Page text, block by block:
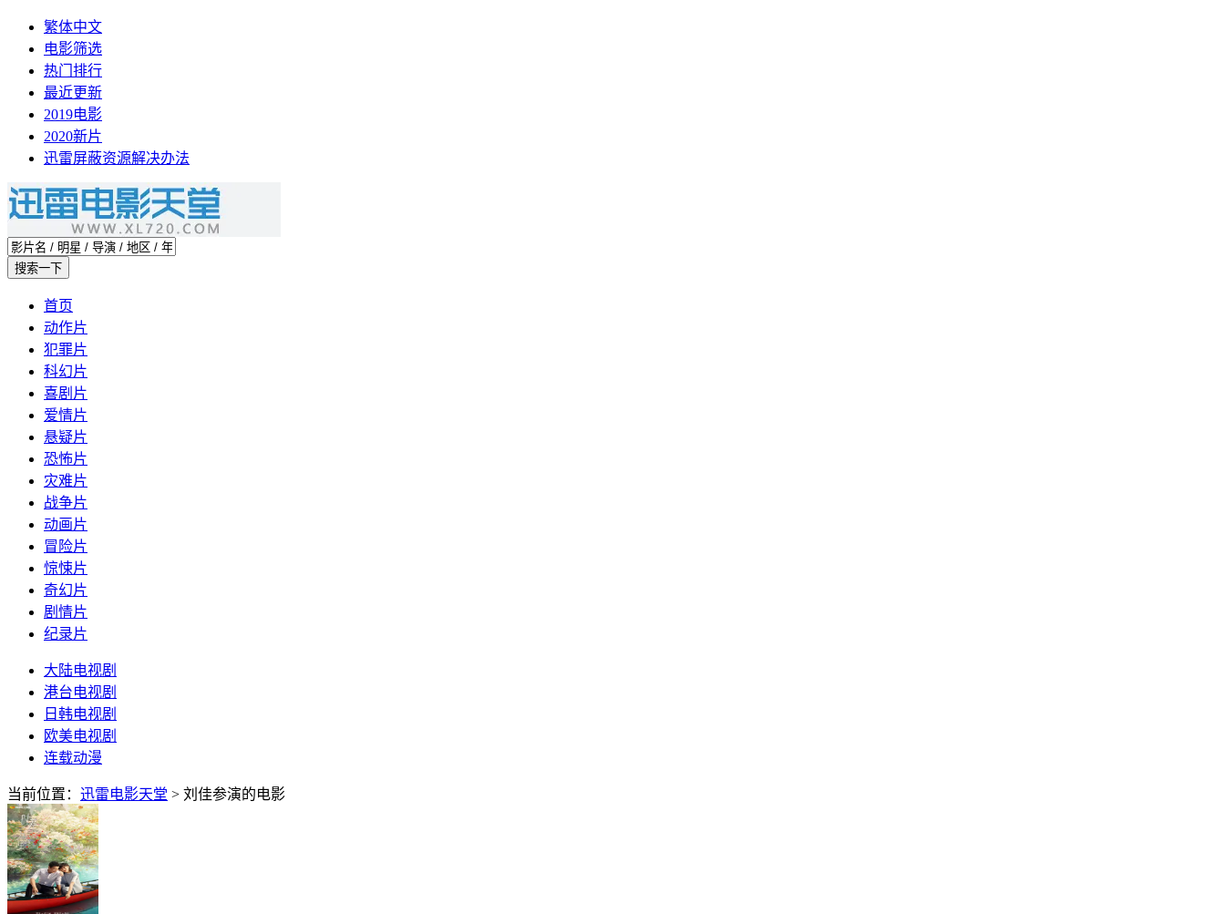
繁体中文
电影筛选
热门排行
最近更新
2019电影
2020新片
迅雷屏蔽资源解决办法
首页
动作片
犯罪片
科幻片
喜剧片
爱情片
悬疑片
恐怖片
灾难片
战争片
动画片
冒险片
惊悚片
奇幻片
剧情片
纪录片
大陆电视剧
港台电视剧
日韩电视剧
欧美电视剧
连载动漫
当前位置： 迅雷电影天堂 > 刘佳参演的电影